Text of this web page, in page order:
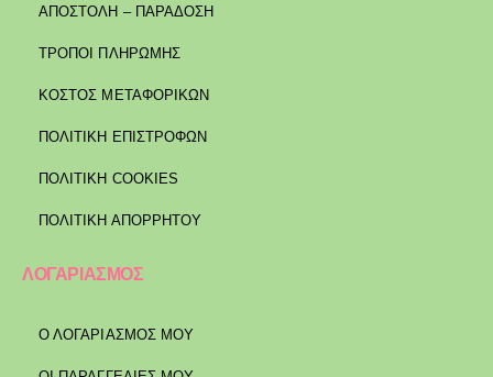
ΑΠΟΣΤΟΛΉ – ΠΑΡΆΔΟΣΗ
ΤΡΌΠΟΙ ΠΛΗΡΩΜΉΣ
ΚΌΣΤΟΣ ΜΕΤΑΦΟΡΙΚΏΝ
ΠΟΛΙΤΙΚΉ ΕΠΙΣΤΡΟΦΏΝ
ΠΟΛΙΤΙΚΉ COOKIES
ΠΟΛΙΤΙΚΉ ΑΠΟΡΡΉΤΟΥ
ΛΟΓΑΡΙΑΣΜΟΣ
Ο ΛΟΓΑΡΙΑΣΜΟΣ ΜΟΥ